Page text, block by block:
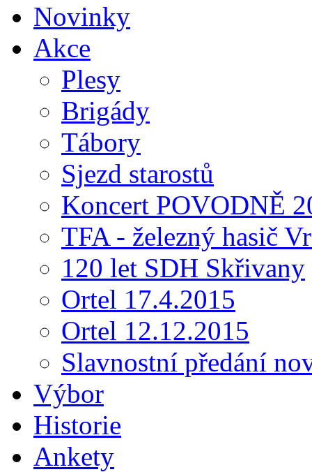
Novinky
Akce
Plesy
Brigády
Tábory
Sjezd starostů
Koncert POVODNĚ
TFA - železný hasič
120 let SDH Skřivany
Ortel 17.4.2015
Ortel 12.12.2015
Slavnostní předání
Výbor
Historie
Ankety